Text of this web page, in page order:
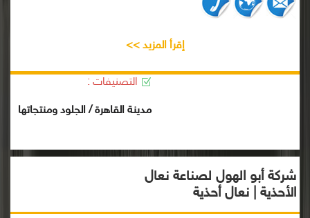
إقرأ المزيد >>
التصنيفات :
مدينة القاهرة / الجلود ومنتجاتها
شركة أبو الهول لصناعة نعال
الأحذية | نعال أحذية